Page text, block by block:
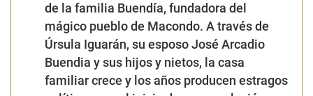
de la familia Buendía, fundadora del
mágico pueblo de Macondo. A través de
Úrsula Iguarán, su esposo José Arcadio
Buendia y sus hijos y nietos, la casa
familiar crece y los años producen estragos